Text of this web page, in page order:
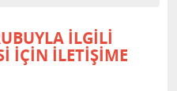
İLGİLİ
İÇİN İLETİŞİME